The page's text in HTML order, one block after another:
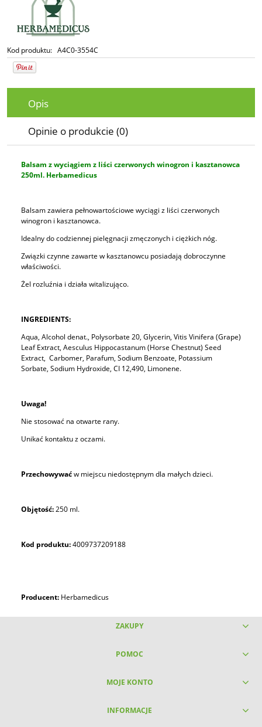
Kod produktu: A4C0-3554C
Opis
Opinie o produkcie (0)
Balsam z wyciągiem z liści czerwonych winogron i kasztanowca
250ml. Herbamedicus
Balsam zawiera pełnowartościowe wyciągi z liści czerwonych
winogron i kasztanowca.
Idealny do codziennej pielęgnacji zmęczonych i ciężkich nóg.
Związki czynne zawarte w kasztanowcu posiadają dobroczynne
właściwości.
Żel rozluźnia i działa witalizująco.
INGREDIENTS:
Aqua, Alcohol denat., Polysorbate 20, Glycerin, Vitis Vinifera (Grape)
Leaf Extract, Aesculus Hippocastanum (Horse Chestnut) Seed
Extract, Carbomer, Parafum, Sodium Benzoate, Potassium
Sorbate, Sodium Hydroxide, CI 12,490, Limonene.
Uwaga!
Nie stosować na otwarte rany.
Unikać kontaktu z oczami.
Przechowywaćw miejscu niedostępnym dla małych dzieci.
Objętość:250 ml.
Kod produktu:4009737209188
Producent: Herbamedicus
ZAKUPY
POMOC
MOJE KONTO
INFORMACJE